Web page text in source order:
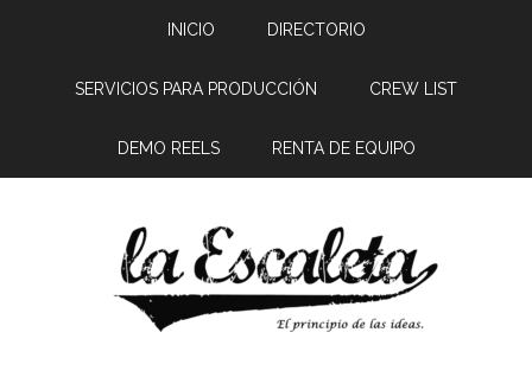
INICIO DIRECTORIO
SERVICIOS PARA PRODUCCIÓN CREW LIST
DEMO REELS RENTA DE EQUIPO